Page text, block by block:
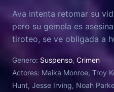
Ava intenta retomar su
pero su gemela es
tiroteo, se ve obligada a
Genero: Suspenso, Crimen
Actores: Maika Monroe, Troy
Hunt, Jesse Irving, Noah